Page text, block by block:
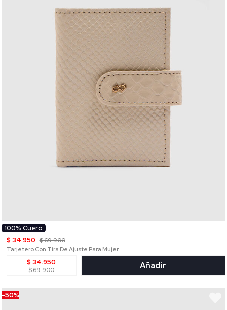
100% Cuero
$ 34.950 $ 69.900
Tarjetero Con Tira De Ajuste Para Mujer
$ 34.950
$ 69.900 Añadir
-50%